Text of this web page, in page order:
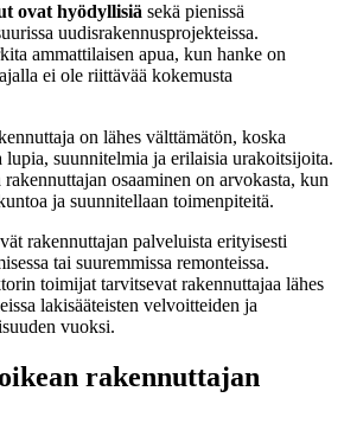
ovat hyödyllisiä sekä pienissä
uudisrakennusprojekteissa.
ammattilaisen apua, kun hanke on
ei ole riittävää kokemusta
on lähes välttämätön, koska
lupia, suunnitelmia ja erilaisia urakoitsijoita.
osaaminen on arvokasta, kun
ja suunnitellaan toimenpiteitä.
rakennuttajan palveluista erityisesti
tai suuremmissa remonteissa.
toimijat tarvitsevat rakennuttajaa lähes
lakisääteisten velvoitteiden ja
vuoksi.
rakennuttajan